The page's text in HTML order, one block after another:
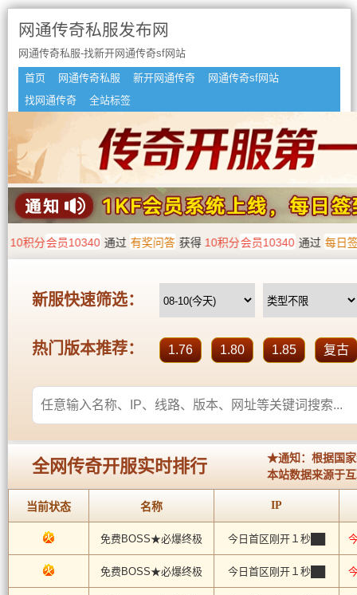
网通传奇私服发布网
网通传奇私服-找新开网通传奇sf网站
首页 网通传奇私服 新开网通传奇
网通传奇sf网站
找网通传奇
全站标签